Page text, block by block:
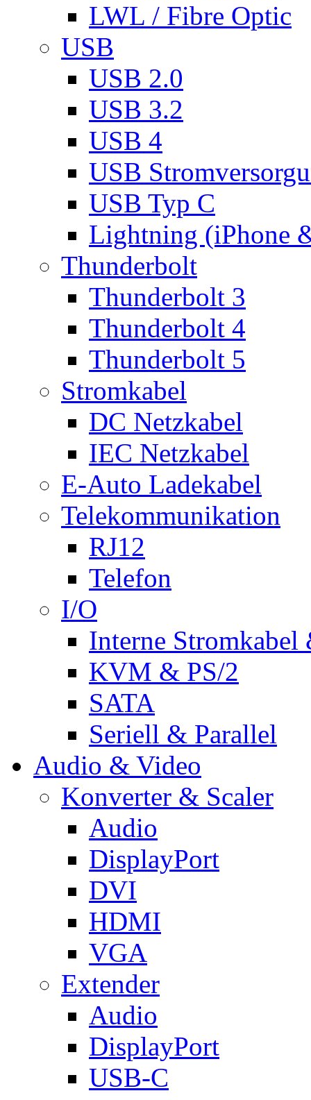
LWL / Fibre Optic
USB
USB 2.0
USB 3.2
USB 4
USB
USB Typ C
Lightning (iPhone
Thunderbolt
Thunderbolt 3
Thunderbolt 4
Thunderbolt 5
Stromkabel
DC Netzkabel
IEC Netzkabel
E-Auto Ladekabel
Telekommunikation
RJ12
Telefon
I/O
Interne Stromkabel
KVM & PS/2
SATA
Seriell & Parallel
Audio & Video
Konverter & Scaler
Audio
DisplayPort
DVI
HDMI
VGA
Extender
Audio
DisplayPort
USB-C